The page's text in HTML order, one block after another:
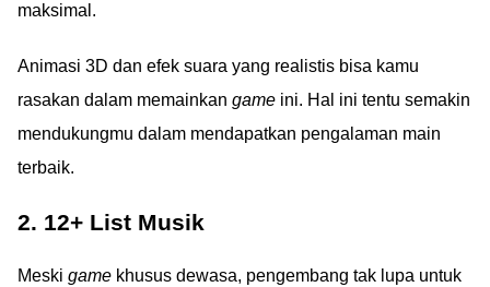
maksimal.
Animasi 3D dan efek suara yang realistis bisa kamu
rasakan dalam memainkan game ini. Hal ini tentu semakin
mendukungmu dalam mendapatkan pengalaman main
terbaik.
2. 12+ List Musik
Meski game khusus dewasa, pengembang tak lupa untuk